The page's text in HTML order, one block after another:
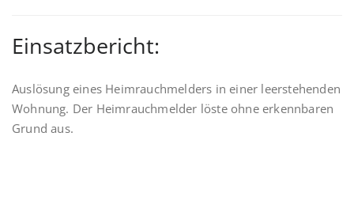
Einsatzbericht:
Auslösung eines Heimrauchmelders in einer leerstehenden
Wohnung. Der Heimrauchmelder löste ohne erkennbaren
Grund aus.